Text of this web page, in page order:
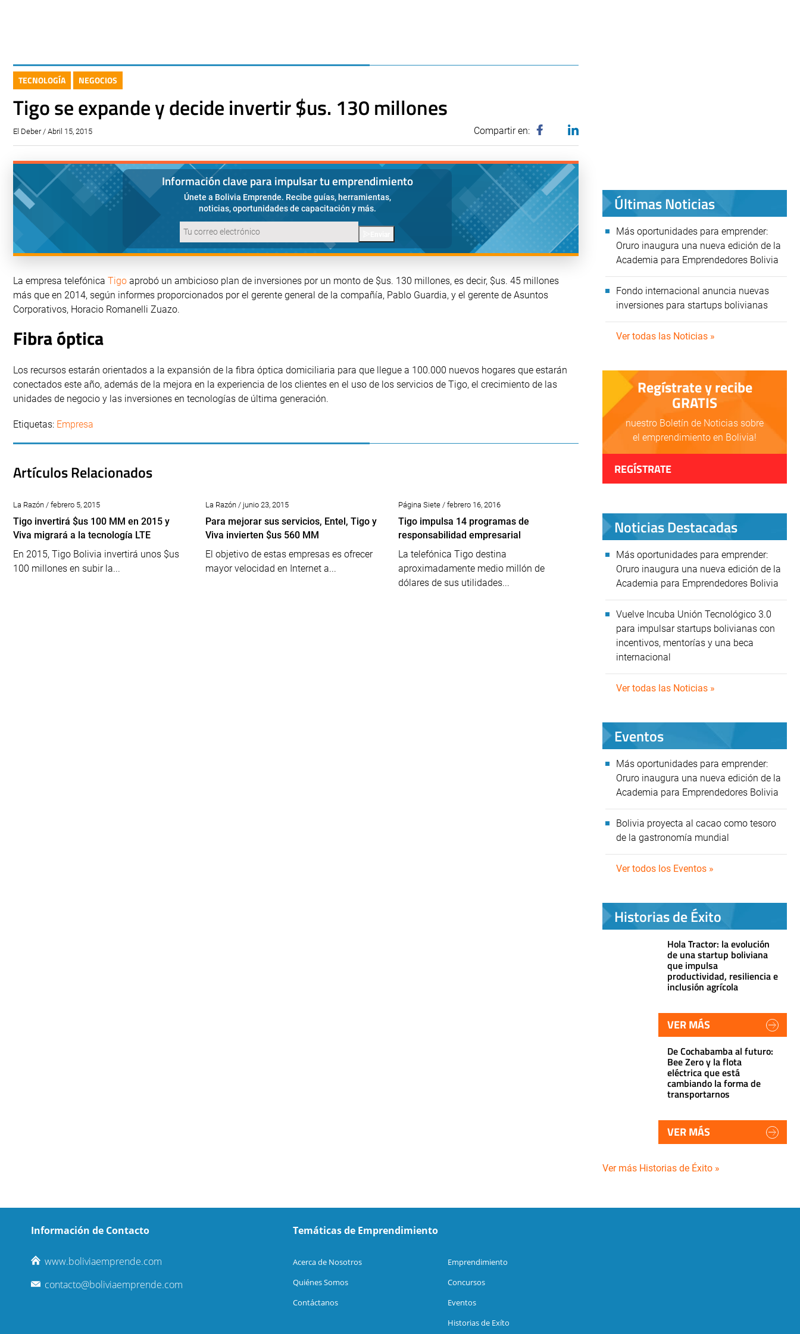
TECNOLOGÍA NEGOCIOS
Tigo se expande y decide invertir $us. 130 millones
El Deber / Abril 15, 2015 Compartir en:
Información clave para impulsar tu emprendimiento
Únete a Bolivia Emprende. Recibe guías, herramientas,
noticias, oportunidades de capacitación y más.
La empresa telefónica Tigo aprobó un ambicioso plan de inversiones por un monto de $us. 130 millones, es decir, $us. 45 millones
más que en 2014, según informes proporcionados por el gerente general de la compañía, Pablo Guardia, y el gerente de Asuntos
Corporativos, Horacio Romanelli Zuazo.
Fibra óptica
Los recursos estarán orientados a la expansión de la fibra óptica domiciliaria para que llegue a 100.000 nuevos hogares que estarán
conectados este año, además de la mejora en la experiencia de los clientes en el uso de los servicios de Tigo, el crecimiento de las
unidades de negocio y las inversiones en tecnologías de última generación.
Etiquetas: Empresa
Artículos Relacionados
La Razón / febrero 5, 2015
Tigo invertirá $us 100 MM en 2015 y
Viva migrará a la tecnología LTE
En 2015, Tigo Bolivia invertirá unos $us
100 millones en subir la...
La Razón / junio 23, 2015
Para mejorar sus servicios, Entel, Tigo y
Viva invierten $us 560 MM
El objetivo de estas empresas es ofrecer
mayor velocidad en Internet a...
Página Siete / febrero 16, 2016
Tigo impulsa 14 programas de
responsabilidad empresarial
La telefónica Tigo destina
aproximadamente medio millón de
dólares de sus utilidades...
Últimas Noticias
Más oportunidades para emprender:
Oruro inaugura una nueva edición de la
Academia para Emprendedores Bolivia
Fondo internacional anuncia nuevas
inversiones para startups bolivianas
Ver todas las Noticias »
Regístrate y recibe
GRATIS
nuestro Boletín de Noticias sobre
el emprendimiento en Bolivia!
REGÍSTRATE
Noticias Destacadas
Más oportunidades para emprender:
Oruro inaugura una nueva edición de la
Academia para Emprendedores Bolivia
Vuelve Incuba Unión Tecnológico 3.0
para impulsar startups bolivianas con
incentivos, mentorías y una beca
internacional
Ver todas las Noticias »
Eventos
Más oportunidades para emprender:
Oruro inaugura una nueva edición de la
Academia para Emprendedores Bolivia
Bolivia proyecta al cacao como tesoro
de la gastronomía mundial
Ver todos los Eventos »
Historias de Éxito
Hola Tractor: la evolución
de una startup boliviana
que impulsa
productividad, resiliencia e
inclusión agrícola
VER MÁS
De Cochabamba al futuro:
Bee Zero y la flota
eléctrica que está
cambiando la forma de
transportarnos
VER MÁS
Ver más Historias de Éxito »
Información de Contacto
www.boliviaemprende.com
contacto@boliviaemprende.com
Temáticas de Emprendimiento
Acerca de Nosotros
Quiénes Somos
Contáctanos
Emprendimiento
Concursos
Eventos
Historias de Exíto